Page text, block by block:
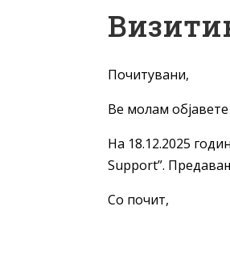
Почитувани,
Ве молам
На 18.12.2025
Support”.
Со почит,